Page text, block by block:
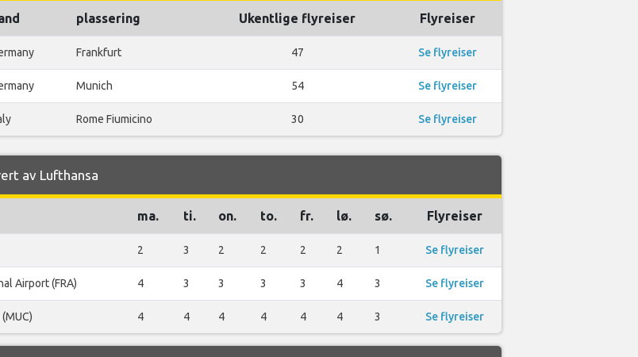
plassering Ukentlige flyreiser Flyreiser
Frankfurt 47 Se flyreiser
Munich 54 Se flyreiser
Rome Fiumicino 30 Se flyreiser
av Lufthansa
ma. ti. on. to. fr. lø. sø. Flyreiser
2 3 2 2 2 2 1 Se flyreiser
Airport (FRA) 4 3 3 3 3 4 3 Se flyreiser
4 4 4 4 4 4 3 Se flyreiser